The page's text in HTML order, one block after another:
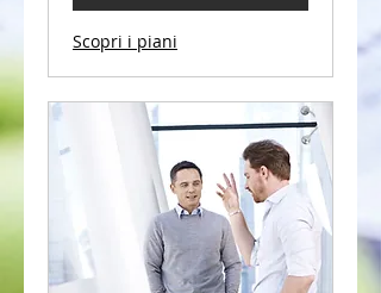
Scopri i piani